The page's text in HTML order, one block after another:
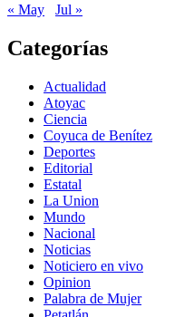
« May
Jul »
Categorías
Actualidad
Atoyac
Ciencia
Coyuca de Benítez
Deportes
Editorial
Estatal
La Union
Mundo
Nacional
Noticias
Noticiero en vivo
Opinion
Palabra de Mujer